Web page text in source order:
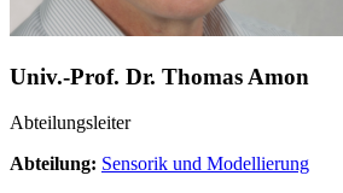
Univ.-Prof. Dr. Thomas Amon
Abteilungsleiter
Abteilung: Sensorik und Modellierung